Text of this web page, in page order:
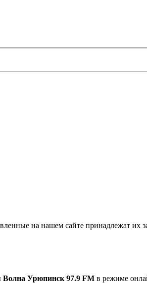
на нашем сайте принадлежат их
Волна Урюпинск 97.9 FM в режиме